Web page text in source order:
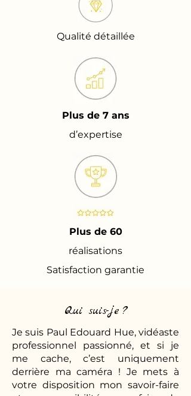
Qualité détaillée
Plus de 7 ans
d’expertise
Plus de 60
réalisations
Satisfaction garantie
Qui suis-je ?
Je suis Paul Edouard Hue, vidéaste
professionnel passionné, et si je
me cache, c’est uniquement
derrière ma caméra ! Je mets à
votre disposition mon savoir-faire